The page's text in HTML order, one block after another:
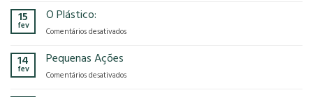
tem
e
2025!
Estufa
15
fev
O Plástico:
Comentários desativadosem
14
fev
Pequenas Ações
Comentários desativadosem